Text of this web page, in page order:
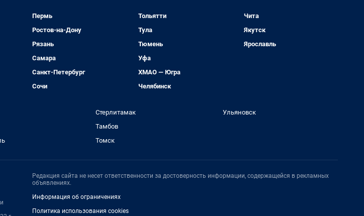
Пермь
Ростов-на-Дону
Рязань
Самара
Санкт-Петербург
Сочи
Тольятти
Тула
Тюмень
Уфа
ХМАО — Югра
Челябинск
Чита
Якутск
Ярославль
Стерлитамак
Тамбов
Томск
Ульяновск
Редакция сайта не несет ответственности за достоверность информации, содержащейся в рекламных
объявлениях.
Информация об ограничениях
Политика использования cookies